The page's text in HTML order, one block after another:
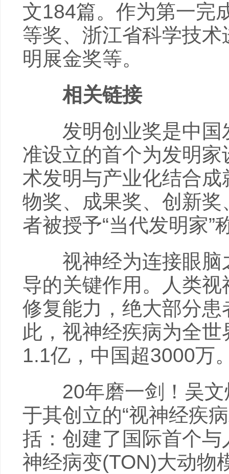
文184篇。作为第一完
等奖、浙江省科学技
明展金奖等。
相关链接
发明创业奖是中国
准设立的首个为发明
术发明与产业化结合
物奖、成果奖、创新
者被授予“当代发明家”
视神经为连接眼脑
导的关键作用。人类
修复能力，绝大部分
此，视神经疾病为全
1.1亿，中国超3000万
20年磨一剑！吴文
于其创立的“视神经疾
括：创建了国际首个
神经病变(TON)大动物